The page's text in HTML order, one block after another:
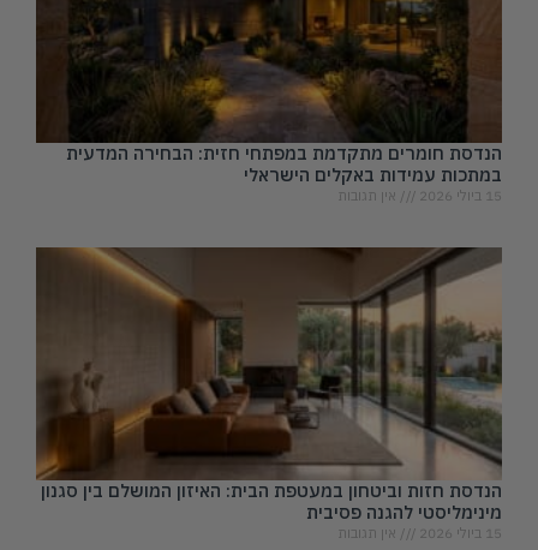
הנדסת חומרים מתקדמת במפתחי חזית: הבחירה המדעית
במתכות עמידות באקלים הישראלי
15 ביולי 2026 אין תגובות
הנדסת חזות וביטחון במעטפת הבית: האיזון המושלם בין סגנון
מינימליסטי להגנה פסיבית
15 ביולי 2026 אין תגובות